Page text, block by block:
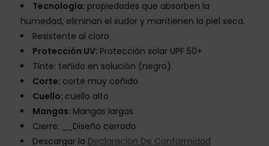
Tecnología: propiedades que absorben la
humedad, eliminan el sudor y mantienen la piel seca.
Resistente al cloro
Protección UV: Protección solar UPF 50+
Tinte: teñido en solución (negro)
Corte: corte muy ceñido
Cuello: cuello alto
Mangas: Mangas largas
Cierre: __Diseño cerrado
Descargar la Declaración De Conformidad